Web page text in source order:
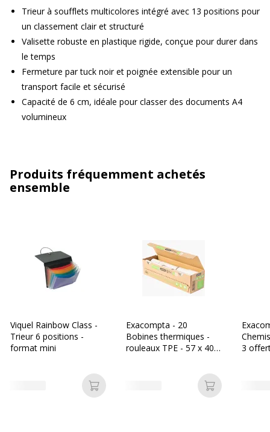
Trieur à soufflets multicolores intégré avec 13 positions pour
un classement clair et structuré
Valisette robuste en plastique rigide, conçue pour durer dans
le temps
Fermeture par tuck noir et poignée extensible pour un
transport facile et sécurisé
Capacité de 6 cm, idéale pour classer des documents A4
volumineux
Produits fréquemment achetés
ensemble
Viquel Rainbow Class -
Trieur 6 positions -
format mini
Ajouter au panier
Exacompta - 20
Bobines thermiques -
rouleaux TPE - 57 x 40 x
Ajouter au
3